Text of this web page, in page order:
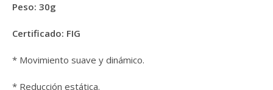
Peso: 30g
Certificado: FIG
* Movimiento suave y dinámico.
* Reducción estática.